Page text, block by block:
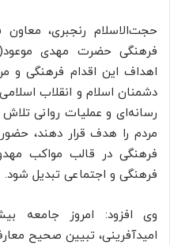
حجت‌الاسلام رنجبری،
فرهنگی حضرت مهدی
اهداف این اقدام فرهنگی و
دشمنان اسلام و انقلاب
رسانه‌ای و عملیات روانی تلاش
مردم را هدف قرار دهند،
فرهنگی در قالب مواکب
فرهنگی و اجتماعی تبدیل شود.
وی افزود: امروز جامعه
امیدآفرینی، تبیین صحیح